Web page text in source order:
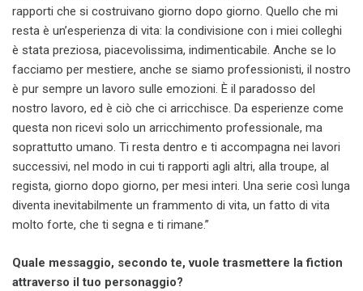
rapporti che si costruivano giorno dopo giorno. Quello che mi
resta è un’esperienza di vita: la condivisione con i miei colleghi
è stata preziosa, piacevolissima, indimenticabile. Anche se lo
facciamo per mestiere, anche se siamo professionisti, il nostro
è pur sempre un lavoro sulle emozioni. È il paradosso del
nostro lavoro, ed è ciò che ci arricchisce. Da esperienze come
questa non ricevi solo un arricchimento professionale, ma
soprattutto umano. Ti resta dentro e ti accompagna nei lavori
successivi, nel modo in cui ti rapporti agli altri, alla troupe, al
regista, giorno dopo giorno, per mesi interi. Una serie così lunga
diventa inevitabilmente un frammento di vita, un fatto di vita
molto forte, che ti segna e ti rimane.”
Quale messaggio, secondo te, vuole trasmettere la fiction
attraverso il tuo personaggio?